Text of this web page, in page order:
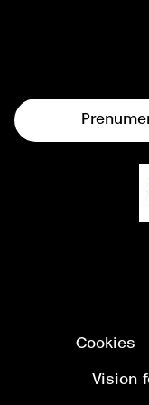
mellan
Cookies
Vision